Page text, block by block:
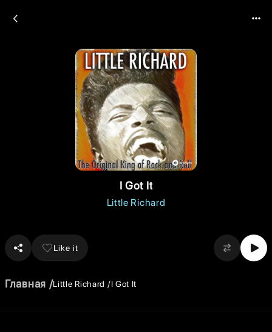
I Got It
Little Richard
Like it
Главная Little Richard I Got It